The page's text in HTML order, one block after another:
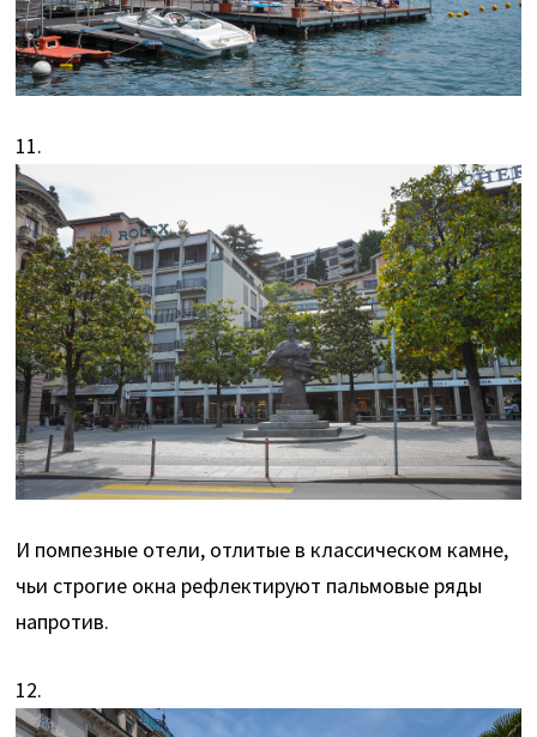
11.
И помпезные отели, отлитые в классическом камне,
чьи строгие окна рефлектируют пальмовые ряды
напротив.
12.